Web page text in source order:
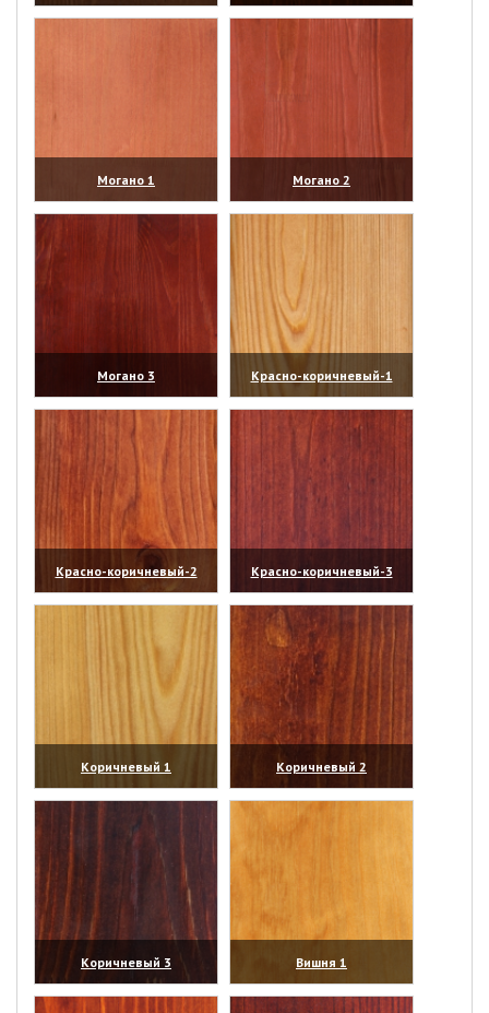
(увеличить) (увеличить)
Могано 1
(увеличить)
Могано 2
(увеличить)
Могано 3
(увеличить)
Красно-коричневый-1
(увеличить)
Красно-коричневый-2
(увеличить)
Красно-коричневый-3
(увеличить)
Коричневый 1
(увеличить)
Коричневый 2
(увеличить)
Коричневый 3
(увеличить)
Вишня 1
(увеличить)